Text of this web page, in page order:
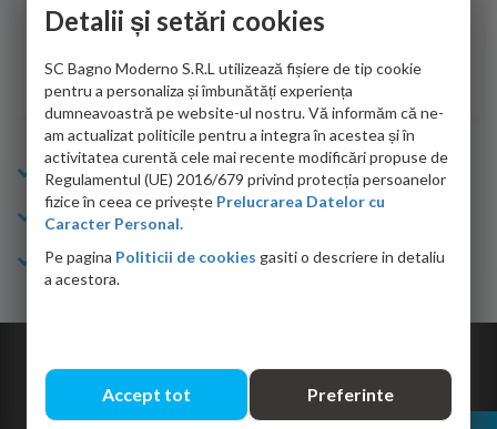
adus coletul in siguranta.Numai bine, va doresc!
Sofrone Viviana -28.07.2026
Info Bagno
Cumparaturi
Suport clienti
Detalii și setări cookies
SC Bagno Moderno S.R.L utilizează fișiere de tip cookie
pentru a personaliza și îmbunătăți experiența
dumneavoastră pe website-ul nostru. Vă informăm că ne-
am actualizat politicile pentru a integra în acestea și în
activitatea curentă cele mai recente modificări propuse de
Regulamentul (UE) 2016/679 privind protecția persoanelor
fizice în ceea ce privește Prelucrarea Datelor cu
Caracter Personal.
Pe pagina Politicii de cookies gasiti o descriere in detaliu
a acestora.
Accept tot Preferinte